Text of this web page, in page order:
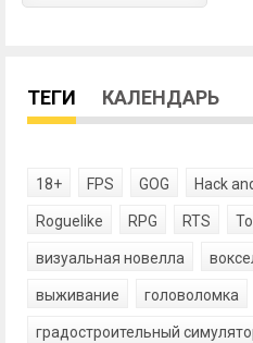
ТЕГИ КАЛЕНДАРЬ
18+ FPS GOG Hack
Roguelike RPG RTS
визуальная новелла
выживание головоломка
градостроительный